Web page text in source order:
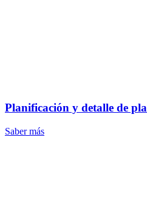
Planificación y detalle de
Saber más